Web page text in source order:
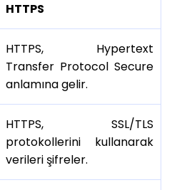
HTTPS
HTTPS, Hypertext
Transfer Protocol Secure
anlamına gelir.
HTTPS, SSL/TLS
protokollerini kullanarak
verileri şifreler.